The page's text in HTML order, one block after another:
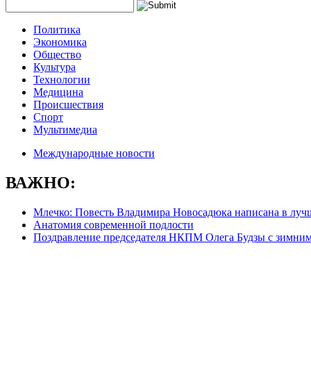
Политика
Экономика
Общество
Культура
Технологии
Медицина
Происшествия
Спорт
Мультимедиа
Международные новости
ВАЖНО:
Млечко: Повесть Владимира Новосадюка написана в
Анатомия современной подлости
Поздравление председателя НКПМ Олега Будзы с